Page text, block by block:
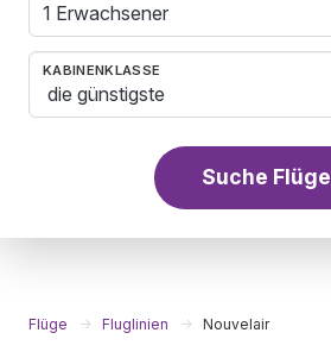
1 Erwachsener
KABINENKLASSE
Suche Flüge
Flüge Fluglinien Nouvelair